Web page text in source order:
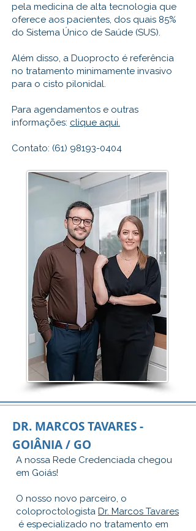
pela medicina de alta tecnologia que
oferece aos pacientes, dos quais 85%
do Sistema Único de Saúde (SUS).
Além disso, a Duoprocto é referência
no tratamento minimamente invasivo
para o cisto pilonidal.
Para agendamentos e outras
informações: clique aqui.
Contato: (61) 98193-0404
DR. MARCOS TAVARES -
GOIÂNIA / GO
A nossa Rede Credenciada chegou
em Goiás!
O nosso novo parceiro, o
coloproctologista Dr. Marcos Tavares
é especializado no tratamento em